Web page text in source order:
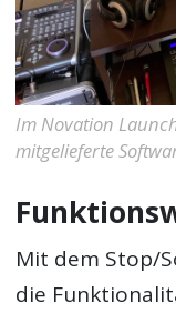
Im Novation
mitgelieferte
Mit dem Stop/
die